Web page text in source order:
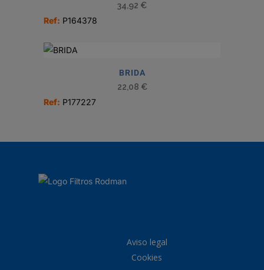
34,92 €
Ref: P164378
BRIDA
22,08 €
Ref: P177227
Aviso legal
Cookies